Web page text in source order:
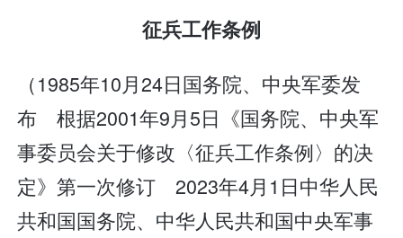
征兵工作条例
（1985年10月24日国务院、中央军委发
布 根据2001年9月5日《国务院、中央军
事委员会关于修改〈征兵工作条例〉的决
定》第一次修订 2023年4月1日中华人民
共和国国务院、中华人民共和国中央军事